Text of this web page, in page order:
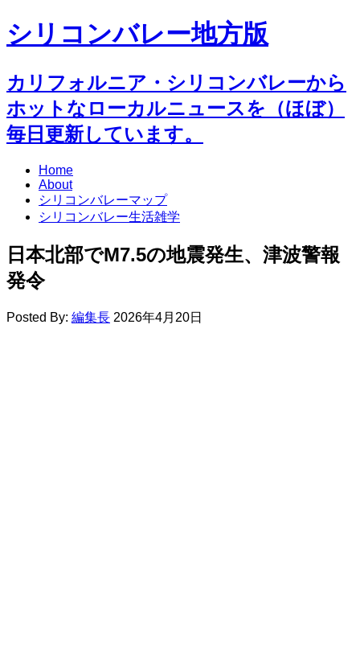
シリコンバレー地方版
カリフォルニア・シリコンバレーから
ホットなローカルニュースを（ほぼ）
毎日更新しています。
Home
About
シリコンバレーマップ
シリコンバレー生活雑学
日本北部でM7.5の地震発生、津波警報
発令
Posted By: 編集長 2026年4月20日